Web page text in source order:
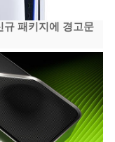
규 패키지에 경고문